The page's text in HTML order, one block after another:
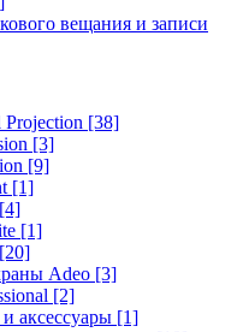
вещания и записи
[38]
[3]
[9]
[1]
[4]
[1]
[20]
Adeo [3]
[2]
аксессуары [1]